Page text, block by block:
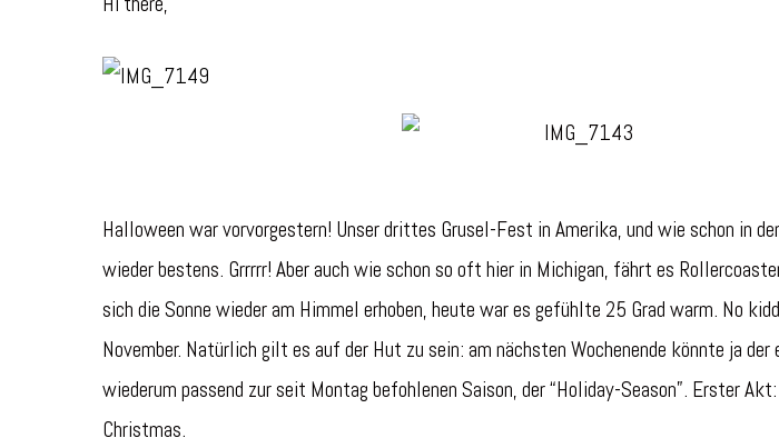
Halloween war vorvorgestern! Unser drittes Grusel-Fest in Amerika, und wie schon in
wieder bestens. Grrrrr! Aber auch wie schon so oft hier in Michigan, fährt es
sich die Sonne wieder am Himmel erhoben, heute war es gefühlte 25 Grad warm. No
November. Natürlich gilt es auf der Hut zu sein: am nächsten Wochenende könnte ja
wiederum passend zur seit Montag befohlenen Saison, der “Holiday-Season”. Erster
Christmas.